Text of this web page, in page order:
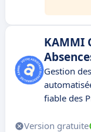
KAMMI
Gestion
fiable des
Version gratuite